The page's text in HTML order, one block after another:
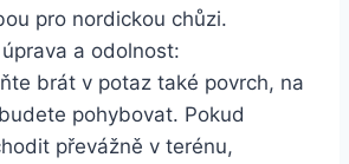
pro nordickou chůzi.
a odolnost:
brát​ v potaz také povrch, na
pohybovat. ⁣Pokud⁢
převážně v terénu,